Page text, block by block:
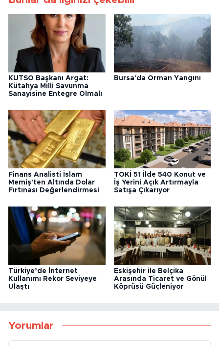
KUTSO Başkanı Argat:
Kütahya Milli Savunma
Sanayisine Entegre Olmalı
Bursa'da Orman Yangını
Finans Analisti İslam
Memiş'ten Altında Dolar
Fırtınası Değerlendirmesi
TOKİ 51 İlde 540 Konut ve
İş Yerini Açık Artırmayla
Satışa Çıkarıyor
Türkiye’de İnternet
Kullanımı Rekor Seviyeye
Ulaştı
Eskişehir ile Belçika
Arasında Ticaret ve Gönül
Köprüsü Güçleniyor
Yorumlar